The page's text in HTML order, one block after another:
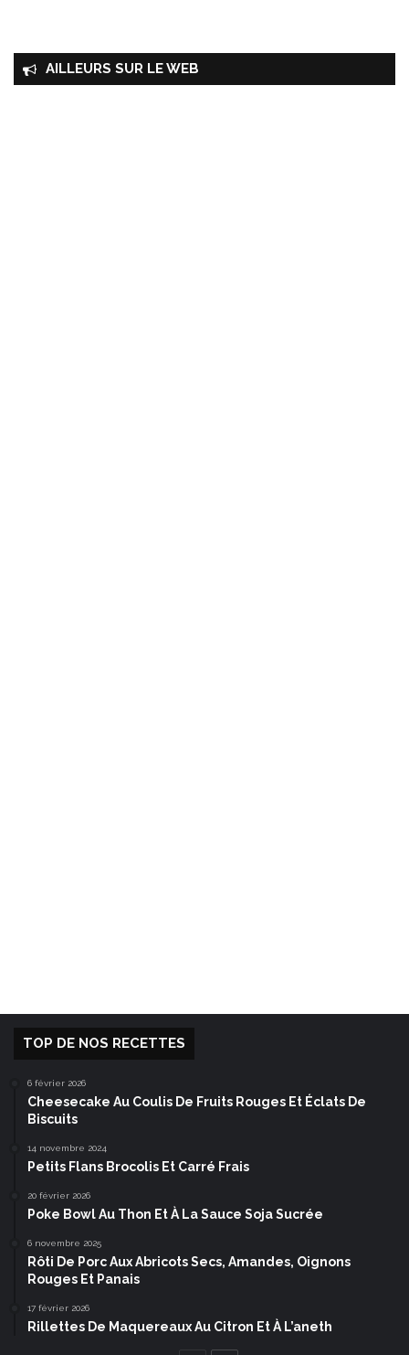
AILLEURS SUR LE WEB
TOP DE NOS RECETTES
6 février 2026
Cheesecake Au Coulis De Fruits Rouges Et Éclats De
Biscuits
14 novembre 2024
Petits Flans Brocolis Et Carré Frais
20 février 2026
Poke Bowl Au Thon Et À La Sauce Soja Sucrée
6 novembre 2025
Rôti De Porc Aux Abricots Secs, Amandes, Oignons
Rouges Et Panais
17 février 2026
Rillettes De Maquereaux Au Citron Et À L’aneth